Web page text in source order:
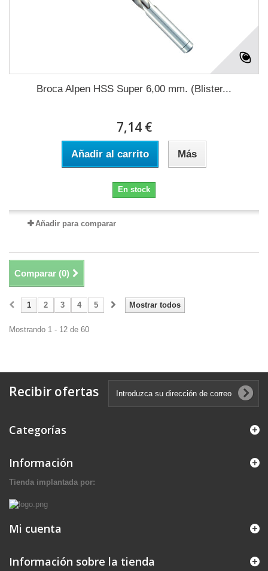
Broca Alpen HSS Super 6,00 mm. (Blister...
7,14 €
Añadir al carrito Más
En stock
Añadir para comparar
Comparar (0)
Mostrar todos
1 2 3 4 5
Mostrando 1 - 12 de 60
Recibir ofertas
Categorías
Información
Tienda implantada por:
Mi cuenta
Información sobre la tienda